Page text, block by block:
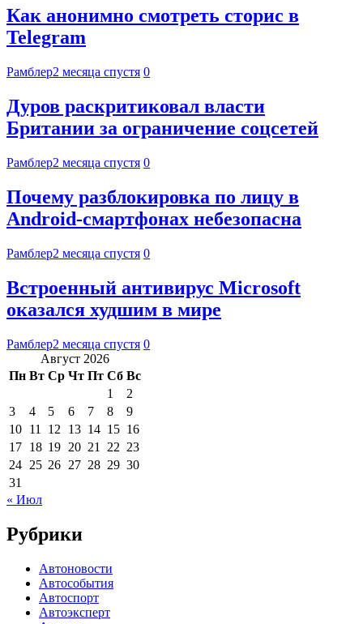
Как анонимно смотреть сторис в
Telegram
Рамблер2 месяца спустя 0
Дуров раскритиковал власти
Британии за ограничение соцсетей
Рамблер2 месяца спустя 0
Почему разблокировка по лицу в
Android-смартфонах небезопасна
Рамблер2 месяца спустя 0
Встроенный антивирус Microsoft
оказался худшим в мире
Рамблер2 месяца спустя 0
Август 2026
Пн Вт Ср Чт Пт Сб Вс
1
2
3
4 5 6 7 8
9
10 11 12 13 14 15 16
17 18 19 20 21 22 23
24 25 26 27 28 29 30
31
« Июл
Рубрики
Автоновости
Автособытия
Автоспорт
Автоэксперт